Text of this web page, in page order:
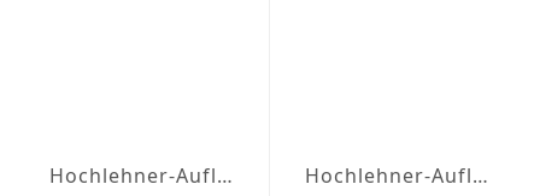
Hochlehner-Auflagen Agora Plains Oliva Hochlehner-Auflagen Agora Plains Perla